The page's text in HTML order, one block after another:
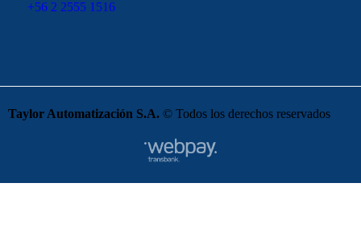
+56 2 2555 1516
Taylor Automatización S.A. © Todos los derechos reservados